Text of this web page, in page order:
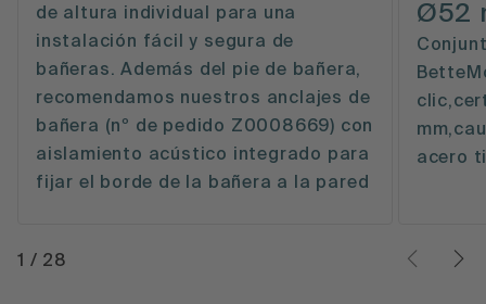
de altura individual para una
instalación fácil y segura de
bañeras. Además del pie de bañera,
recomendamos nuestros anclajes de
bañera (nº de pedido Z0008669) con
aislamiento acústico integrado para
fijar el borde de la bañera a la pared
Ø52
acero
1 / 28